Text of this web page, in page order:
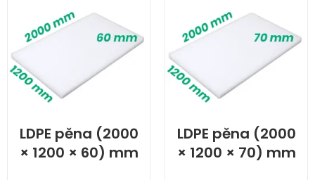
LDPE pěna (2000
× 1200 × 60) mm
LDPE pěna (2000
× 1200 × 70) mm